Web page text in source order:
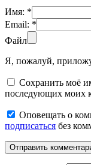
Имя: *
Email: *
Файл
Я, пожалуй,
Сохранить моё
последующих моих
Оповещать о
подписаться без